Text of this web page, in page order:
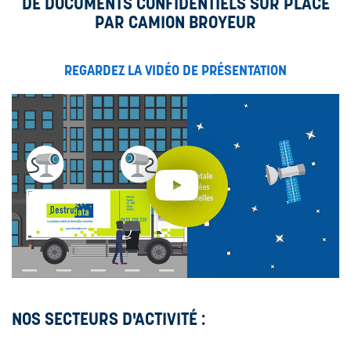
PAR CAMION BROYEUR
REGARDEZ LA VIDÉO DE PRÉSENTATION
NOS SECTEURS D'ACTIVITÉ :